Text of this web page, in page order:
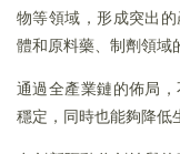
物等領域，形成突出
體和原料藥、制劑領域
通過全產業鏈的佈局
穩定，同時也能夠降低